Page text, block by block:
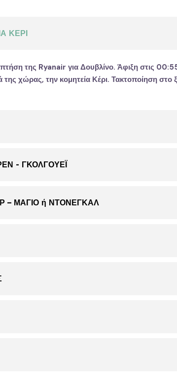
ΚΕΡΙ
της Ryanair για Δουβλίνο. Άφιξη στις
χώρας, την κομητεία Κέρι. Τακτοποίηση στο
- ΓΚΟΛΓΟΥΕΪ
– ΜΑΓΙΟ ή ΝΤΟΝΕΓΚΑΛ